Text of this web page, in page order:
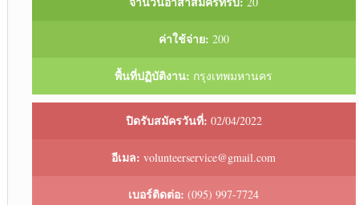
ค่าใช้จ่าย: 200
พื้นที่ปฏิบัติงาน: กรุงเทพมหานคร
ปิดรับสมัครวันที่: 02/04/2022
อีเมล: volunteerservice@gmail.com
เบอร์ติดต่อ: (095) 997-7724